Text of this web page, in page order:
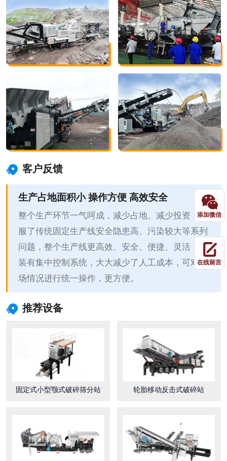
客户反馈
生产占地面积小 操作方便 高效安全
整个生产环节一气呵成，减少占地、减少投资，克
服了传统固定生产线安全隐患高、污染较大等系列
问题，整个生产线更高效、安全、便捷、灵活，安
装有集中控制系统，大大减少了人工成本，可对现
场情况进行统一操作，更方便。
推荐设备
固定式小型颚式破碎筛分站 轮胎移动反击式破碎站
添加微信
在线留言